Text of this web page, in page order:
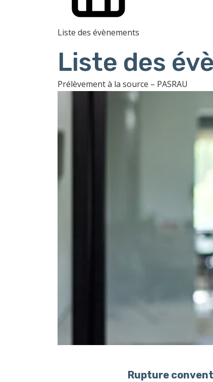
Liste des évènements
Liste des
Prélèvement à la source – PASRAU
Rupture